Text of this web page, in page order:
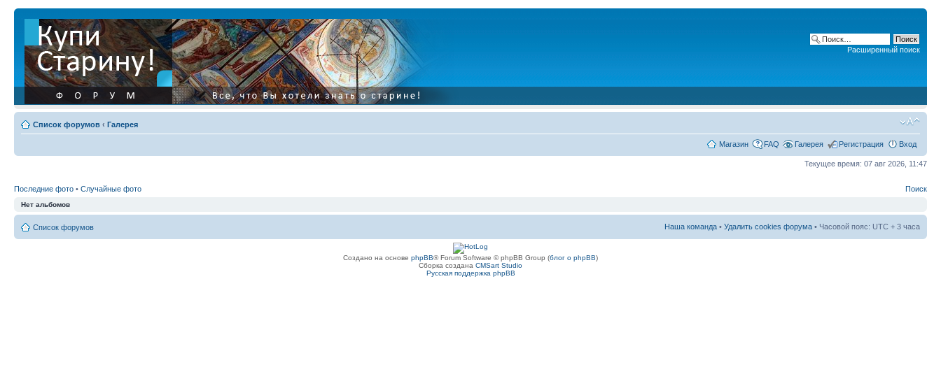
Расширенный поиск
Список форумов ‹ Галерея
Магазин FAQ Галерея Регистрация Вход
Текущее время: 07 авг 2026, 11:47
Последние фото • Случайные фото Поиск
Нет альбомов
Список форумов Наша команда • Удалить cookies форума • Часовой пояс: UTC + 3 часа
Создано на основе phpBB® Forum Software © phpBB Group (блог о phpBB)
Сборка создана CMSart Studio
Русская поддержка phpBB